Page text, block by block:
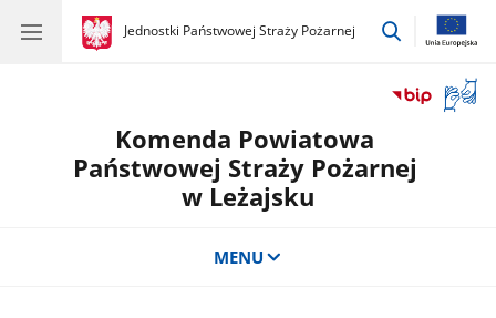
gov.pl
Jednostki Państwowej Straży Pożarnej
gov.pl
Jednostki
przejdź
okno
Komenda Powiatowa
Państwowej Straży Pożarnej
w Leżajsku
MENU